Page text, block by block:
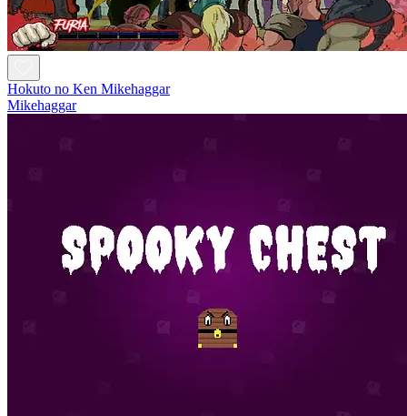
Hokuto no Ken Mikehaggar
Mikehaggar